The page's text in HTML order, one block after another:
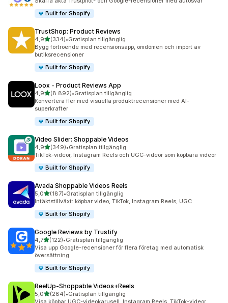
Built for Shopify
TrustShop: Product Reviews
4,9av 5 stjärnor
(334)
334 recensioner totalt
•Gratisplan tillgänglig
Bygg förtroende med recensionsapp, omdömen och import av
butiksrecensioner
Built for Shopify
Loox ‑ Product Reviews App
4,9av 5 stjärnor
(8 892)
8892 recensioner totalt
•Gratisplan tillgänglig
Konvertera fler med visuella produktrecensioner med AI-
superkrafter
Built for Shopify
Video Slider: Shoppable Videos
4,9av 5 stjärnor
(349)
349 recensioner totalt
•Gratisplan tillgänglig
TikTok-videor, Instagram Reels och UGC-videor som köpbara videor
Built for Shopify
Avada Shoppable Videos Reels
5,0av 5 stjärnor
(187)
187 recensioner totalt
•Gratisplan tillgänglig
Intäktstillväxt: köpbar video, TikTok, Instagram Reels, UGC
Built for Shopify
Google Reviews by Trustify
4,7av 5 stjärnor
(122)
122 recensioner totalt
•Gratisplan tillgänglig
Visa upp Google-recensioner för flera företag med automatisk
översättning
Built for Shopify
ReelUp‑Shoppable Videos+Reels
5,0av 5 stjärnor
(284)
284 recensioner totalt
•Gratisplan tillgänglig
Visa köpbar UGC-videokarusell, Instagram Reels, TikTok-videor